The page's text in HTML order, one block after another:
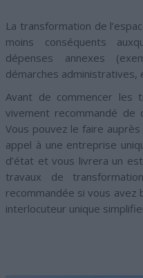
La transformation de
moins conséquents
dépenses annexes
démarches administratives,
Avant de commencer les
vivement recommandé de
Vous pouvez le faire
appel à une entreprise
d’état et vous livrera un
travaux de
recommandée si vous avez
interlocuteur unique